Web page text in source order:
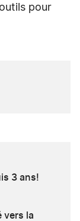
pour
3 ans!
vers la